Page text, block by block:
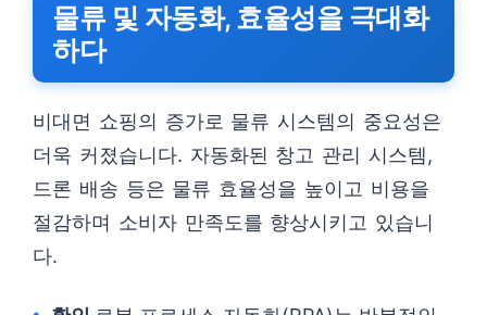
물류 및 자동화, 효율성을 극대화
하다
비대면 쇼핑의 증가로 물류 시스템의 중요성은
더욱 커졌습니다. 자동화된 창고 관리 시스템,
드론 배송 등은 물류 효율성을 높이고 비용을
절감하며 소비자 만족도를 향상시키고 있습니
다.